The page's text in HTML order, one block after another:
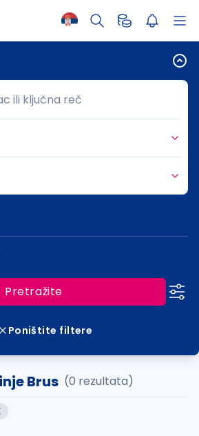
ili ključna reč
ili ključna reč
Pretražite
Poništite filtere
Brus (0 rezultata)